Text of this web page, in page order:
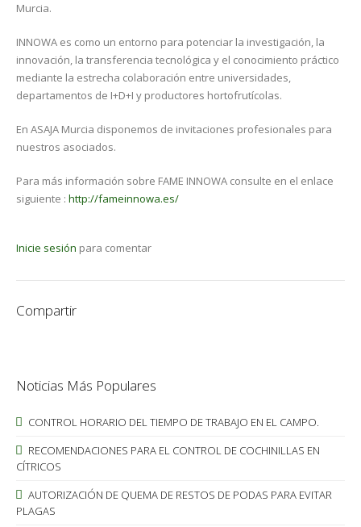
Murcia.
INNOWA es como un entorno para potenciar la investigación, la
innovación, la transferencia tecnológica y el conocimiento práctico
mediante la estrecha colaboración entre universidades,
departamentos de I+D+I y productores hortofrutícolas.
En ASAJA Murcia disponemos de invitaciones profesionales para
nuestros asociados.
Para más información sobre FAME INNOWA consulte en el enlace
siguiente : http://fameinnowa.es/
Inicie sesión para comentar
Compartir
Noticias Más Populares
CONTROL HORARIO DEL TIEMPO DE TRABAJO EN EL CAMPO.
RECOMENDACIONES PARA EL CONTROL DE COCHINILLAS EN
CÍTRICOS
AUTORIZACIÓN DE QUEMA DE RESTOS DE PODAS PARA EVITAR
PLAGAS